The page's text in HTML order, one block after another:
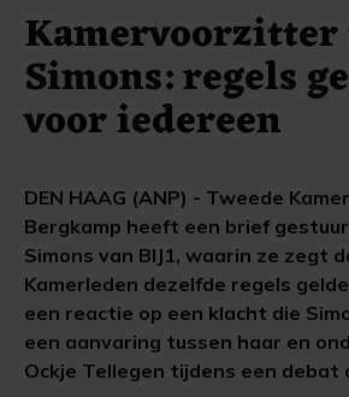
Kamervoorzitter
Simons: regels
voor iedereen
DEN HAAG (ANP) - Tweede
Bergkamp heeft een brief
Simons van BIJ1, waarin ze zegt
Kamerleden dezelfde regels
een reactie op een klacht die
een aanvaring tussen haar en
Ockje Tellegen tijdens een debat